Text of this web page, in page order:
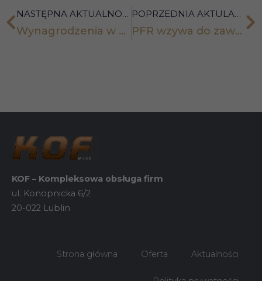
NASTĘPNA AKTUALNOŚĆ
Wynagrodzenia w styczniu 2022 r. naliczamy po nowemu!
POPRZEDNIA AKTULANOŚĆ
PFR wzywa do zawarcia umowy o PPK – oto instrukcja, co należy zrobić
KOF – Kompleksowa obsługa firm
ul. Konopnicka 6/2
20-022 Lublin
Strona główna Oferta Aktualności
najlepiej
twojego
zachowania